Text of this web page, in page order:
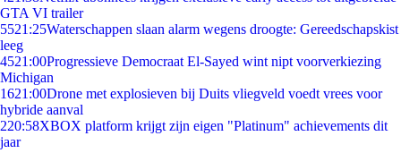
GTA VI trailer
5521:25Waterschappen slaan alarm wegens droogte: Gereedschapskist
leeg
4521:00Progressieve Democraat El-Sayed wint nipt voorverkiezing
Michigan
1621:00Drone met explosieven bij Duits vliegveld voedt vrees voor
hybride aanval
220:58XBOX platform krijgt zijn eigen "Platinum" achievements dit
jaar